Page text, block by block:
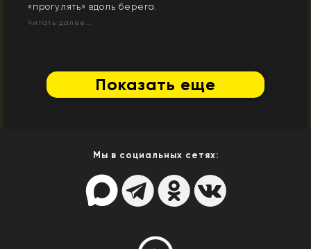
«прогулять» вдоль берега.
Читать далее...
Показать еще
Мы в социальных сетях: